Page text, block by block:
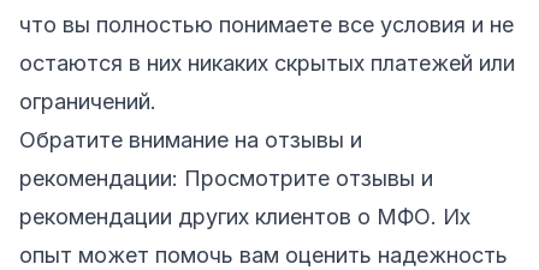
что вы полностью понимаете все условия и не
остаются в них никаких скрытых платежей или
ограничений.
Обратите внимание на отзывы и
рекомендации: Просмотрите отзывы и
рекомендации других клиентов о МФО. Их
опыт может помочь вам оценить надежность